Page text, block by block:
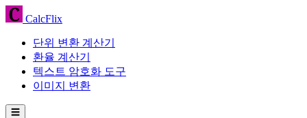
CalcFlix
단위 변환 계산기
환율 계산기
텍스트 암호화 도구
이미지 변환
☰